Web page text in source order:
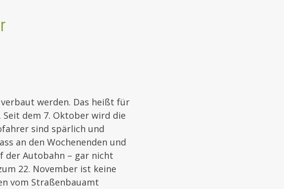
werden. Das heißt für
dem 7. Oktober wird die
sind spärlich und
an den Wochenenden und
der Autobahn – gar nicht
22. November ist keine
vom Straßenbauamt